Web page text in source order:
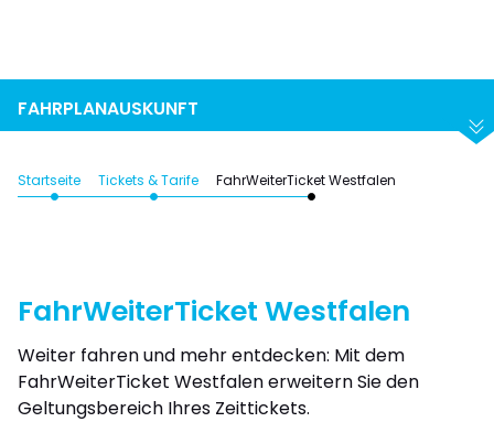
FAHRPLANAUSKUNFT
Startseite Tickets & Tarife FahrWeiterTicket Westfalen
FahrWeiterTicket Westfalen
Weiter fahren und mehr entdecken: Mit dem
FahrWeiterTicket Westfalen erweitern Sie den
Geltungsbereich Ihres Zeittickets.